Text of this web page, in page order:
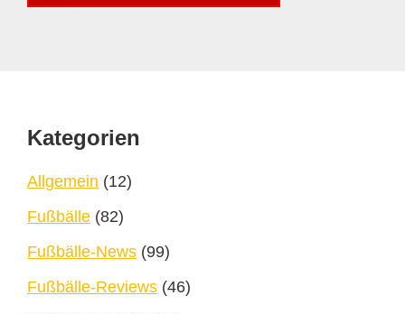
Footer
Kategorien
Allgemein (12)
Fußbälle (82)
Fußbälle-News (99)
Fußbälle-Reviews (46)